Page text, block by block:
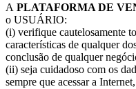
A PLATAFORMA DE
o USUÁRIO:
(i) verifique cautelosamente
características de qualquer
conclusão de qualquer
(ii) seja cuidadoso com os
sempre que acessar a